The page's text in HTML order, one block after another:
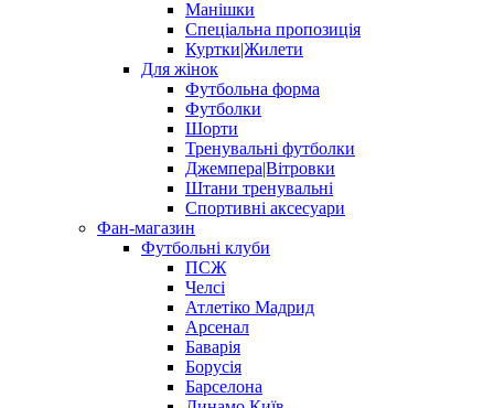
Манішки
Спеціальна пропозиція
Куртки|Жилети
Для жінок
Футбольна форма
Футболки
Шорти
Тренувальні футболки
Джемпера|Вітровки
Штани тренувальні
Спортивні аксесуари
Фан-магазин
Футбольні клуби
ПСЖ
Челсі
Атлетіко Мадрид
Арсенал
Баварія
Борусія
Барселона